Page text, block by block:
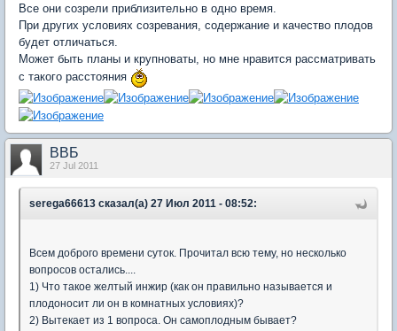
Все они созрели приблизительно в одно время.
При других условиях созревания, содержание и качество плодов
будет отличаться.
Может быть планы и крупноваты, но мне нравится рассматривать
с такого расстояния
ВВБ
27 Jul 2011
serega66613 сказал(а) 27 Июл 2011 - 08:52:
Всем доброго времени суток. Прочитал всю тему, но несколько
вопросов остались....
1) Что такое желтый инжир (как он правильно называется и
плодоносит ли он в комнатных условиях)?
2) Вытекает из 1 вопроса. Он самоплодным бывает?